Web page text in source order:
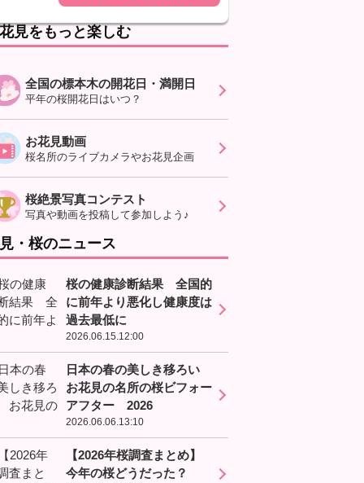
見をもっと楽しむ
全国の標本木の開花日・満開日
平年の桜開花日はいつ？
お花見動画
桜名所のライブカメラやお花見企画
桜絶景写真コンテスト
写真や動画を投稿して参加しよう♪
・桜のニュース
桜の健康診断結果 全国的
に前年より悪化し健康度は
過去最低に
2026.06.15.12:00
日本の春の美しき移ろい
お花見の名所の桜ビフォー
アフター 2026
2026.06.06.13:10
【2026年桜調査まとめ】
今年の桜どうだった？